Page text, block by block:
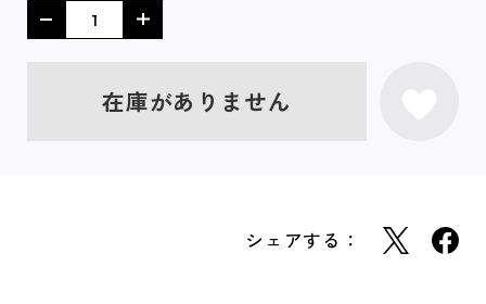
在庫がありません
シェアする：